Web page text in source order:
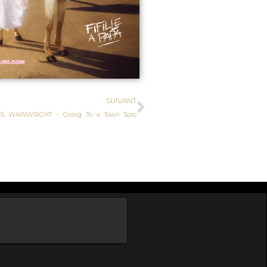
SUIVANT
WAINWRIGHT – Going To a Town Solo